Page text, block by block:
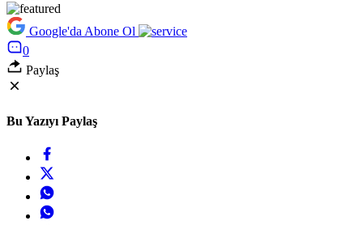
Google'da Abone Ol
0
Paylaş
Bu Yazıyı Paylaş